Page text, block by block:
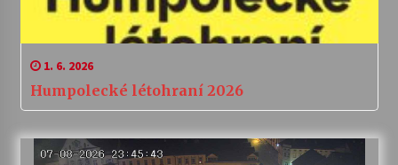
1. 6. 2026
Humpolecké létohraní 2026